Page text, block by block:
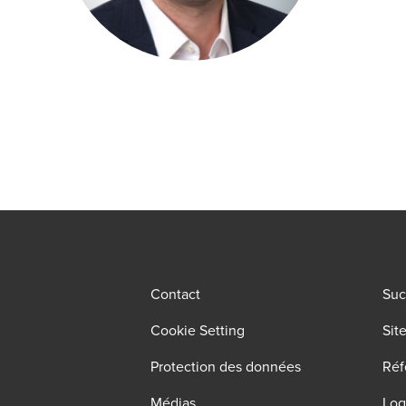
Contact
Cookie Setting
Protection des données